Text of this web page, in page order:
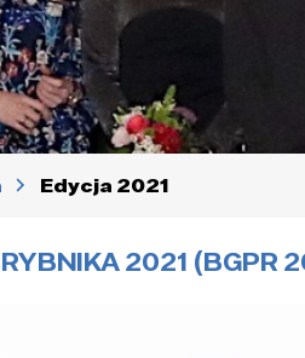
Edycja 2021
2021 (BGPR